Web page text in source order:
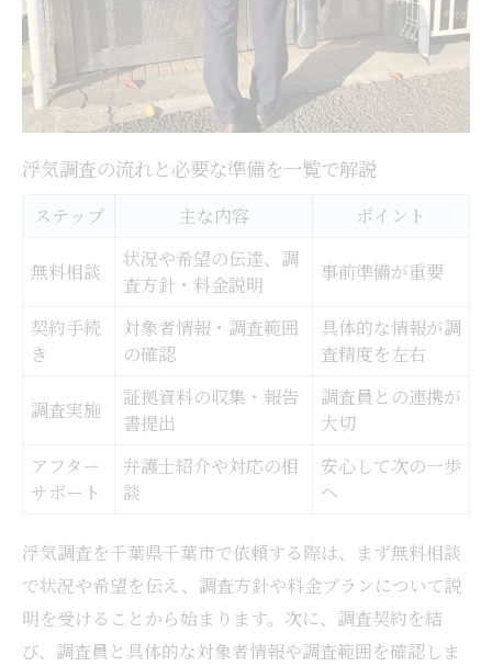
口コミで選ぶ千葉市の浮気調査
浮気調査の実績が信頼につながる理由
納得できる浮気調査を目指すなら費用の透明性
が鍵
浮気調査の料金体系を比較しやすく一覧化
追加費用が発生しやすい浮気調査の注意点
費用明細で分かる信頼できる浮気調査
浮気調査の見積もり依頼時のコツ
費用の透明性が安心感につながる理由
法的証拠として有効な浮気調査報告書のポイン
浮気調査の報告書で押さえるべき要素一覧
法廷で使える浮気調査報告書の要件
証拠力を高める浮気調査のポイント
報告書作成時に注意したい法律知識
調査中のプライバシー保護と安心感を徹底解説
浮気調査におけるプライバシー配慮の比較
浮気調査の流れと必要な準備を一覧で解説
ステップ 主な内容 ポイント
無料相談
状況や希望の伝達、調
査方針・料金説明
事前準備が重要
契約手続
き
対象者情報・調査範囲
の確認
具体的な情報が調
査精度を左右
調査実施
証拠資料の収集・報告
書提出
調査員との連携が
大切
アフター
サポート
弁護士紹介や対応の相
談
安心して次の一歩
へ
浮気調査を千葉県千葉市で依頼する際は、まず無料相談
で状況や希望を伝え、調査方針や料金プランについて説
明を受けることから始まります。次に、調査契約を結
び、調査員と具体的な対象者情報や調査範囲を確認しま